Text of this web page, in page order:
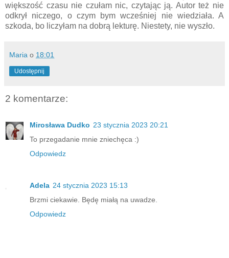
większość czasu nie czułam nic, czytając ją. Autor też nie
odkrył niczego, o czym bym wcześniej nie wiedziała. A
szkoda, bo liczyłam na dobrą lekturę. Niestety, nie wyszło.
Maria o 18:01
Udostępnij
2 komentarze:
Mirosława Dudko 23 stycznia 2023 20:21
To przegadanie mnie zniechęca :)
Odpowiedz
Adela 24 stycznia 2023 15:13
Brzmi ciekawie. Będę miałą na uwadze.
Odpowiedz